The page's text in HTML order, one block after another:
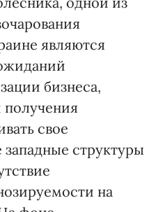
являются
бизнеса,
свое
структуры
на